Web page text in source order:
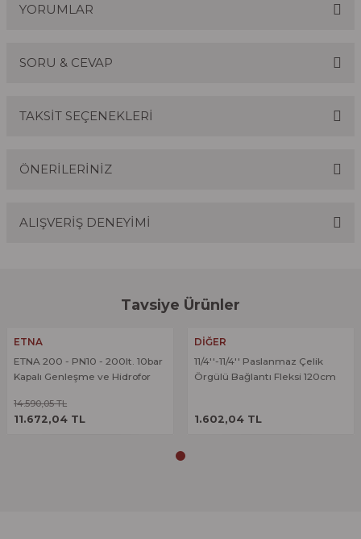
YORUMLAR
SORU & CEVAP
TAKSİT SEÇENEKLERİ
ÖNERİLERİNİZ
Bu ürünün fiyat bilgisi, resim, ürün açıklamalarında ve
Ürün resmi kalitesiz, bozuk veya görüntülenemiyor.
Ürün açıklamasında eksik bilgiler bulunuyor.
Ürün bilgilerinde hatalar bulunuyor.
Ürün fiyatı diğer sitelerden daha pahalı.
Bu ürüne benzer farklı alternatifler olmalı.
ALIŞVERİŞ DENEYİMİ
Sitemize ilk yorumu siz yapın!
Tavsiye Ürünler
%20
ETNA
ETNA 200 - PN10 - 200lt. 10bar
Kapalı Genleşme ve Hidrofor
14.590,05 TL
11.672,04 TL
ÜRÜNÜ İNCELE
DİĞER
11/4''-11/4'' Paslanmaz Çelik
Örgülü Bağlantı Fleksi 120cm
1.602,04 TL